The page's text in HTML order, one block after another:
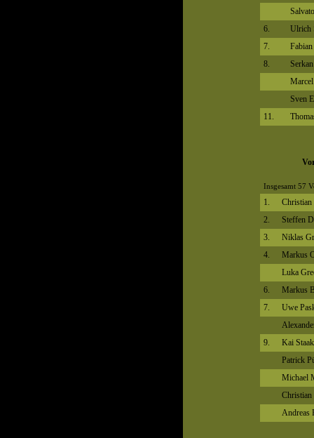
6.
Ulrich
7.
8.
Sven
11.
Insgesamt 57
1.
Christian
2.
Steffen
3.
Niklas
4.
Markus
Luka
6.
Markus
7.
Uwe
9.
Kai Staak
Patrick
Michael
Christian
Andreas